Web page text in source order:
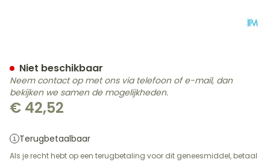
€ 42,52
Terugbetaalbaar
Als je recht hebt op een terugbetaling voor dit geneesmiddel, betaal
Niet beschikbaar
Neem contact op met ons via telefoon of e-mail, dan
bekijken we samen de mogelijkheden.